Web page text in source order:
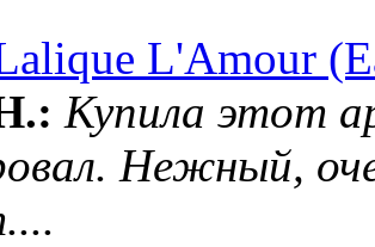
L'Amour
Купила этот
Нежный,